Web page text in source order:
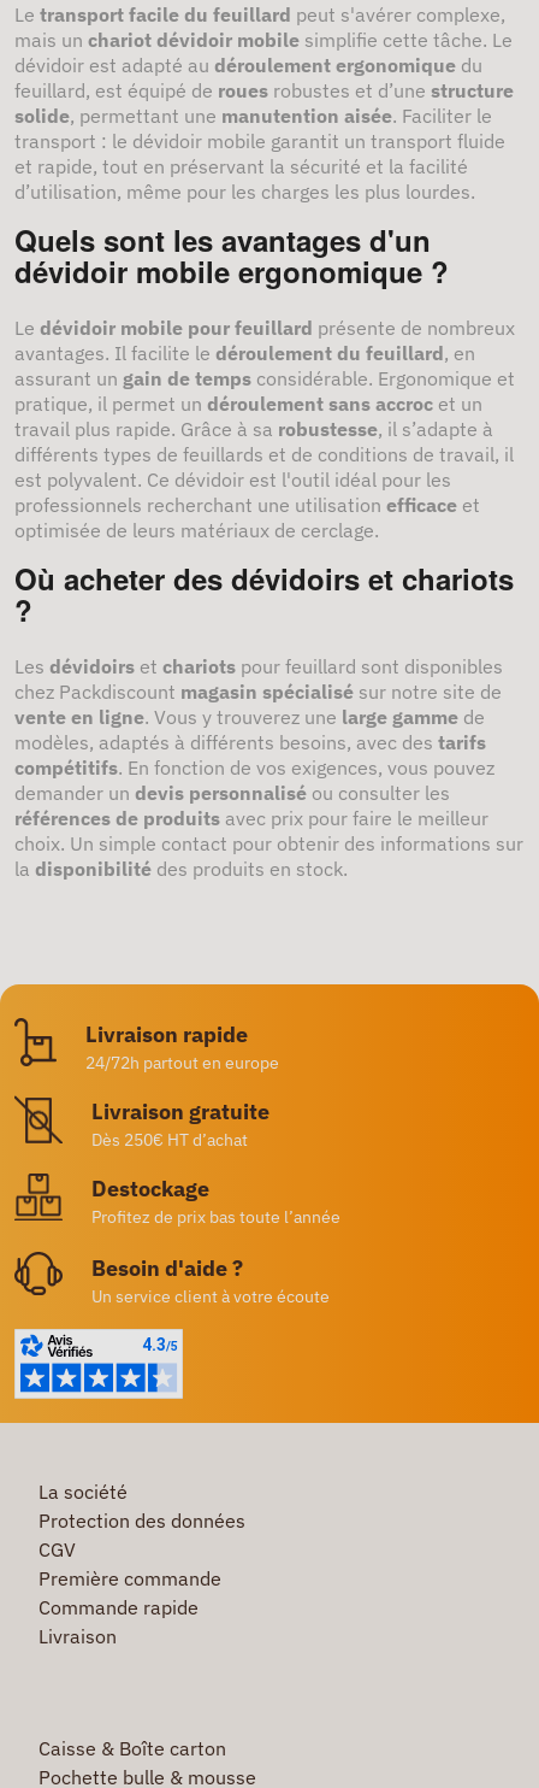
Le transport facile du feuillard peut s'avérer complexe,
mais un chariot dévidoir mobile simplifie cette tâche. Le
dévidoir est adapté au déroulement ergonomique du
feuillard, est équipé de roues robustes et d’une structure
solide, permettant une manutention aisée. Faciliter le
transport : le dévidoir mobile garantit un transport fluide
et rapide, tout en préservant la sécurité et la facilité
d’utilisation, même pour les charges les plus lourdes.
Quels sont les avantages d'un
dévidoir mobile ergonomique ?
Le dévidoir mobile pour feuillard présente de nombreux
avantages. Il facilite le déroulement du feuillard, en
assurant un gain de temps considérable. Ergonomique et
pratique, il permet un déroulement sans accroc et un
travail plus rapide. Grâce à sa robustesse, il s’adapte à
différents types de feuillards et de conditions de travail, il
est polyvalent. Ce dévidoir est l'outil idéal pour les
professionnels recherchant une utilisation efficace et
optimisée de leurs matériaux de cerclage.
Où acheter des dévidoirs et chariots
?
Les dévidoirs et chariots pour feuillard sont disponibles
chez Packdiscount magasin spécialisé sur notre site de
vente en ligne. Vous y trouverez une large gamme de
modèles, adaptés à différents besoins, avec des tarifs
compétitifs. En fonction de vos exigences, vous pouvez
demander un devis personnalisé ou consulter les
références de produits avec prix pour faire le meilleur
choix. Un simple contact pour obtenir des informations sur
la disponibilité des produits en stock.
Livraison rapide
24/72h partout en europe
Livraison gratuite
Dès 250€ HT d’achat
Destockage
Profitez de prix bas toute l’année
Besoin d'aide ?
Un service client à votre écoute
La société
Protection des données
CGV
Première commande
Commande rapide
Livraison
Caisse & Boîte carton
Pochette bulle & mousse